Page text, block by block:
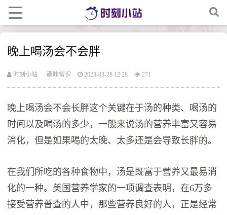
晚上喝汤会不会胖
时刻小站 趣味常识 2023-03-28 12:28 271
晚上喝汤会不会长胖这个关键在于汤的种类、喝汤的
时间以及喝汤的多少，一般来说汤的营养丰富又容易
消化，但是如果喝的太晚、太多还是会导致长胖的。
在我们所吃的各种食物中，汤是既富于营养又最易消
化的一种。美国营养学家的一项调查表明，在6万多
接受营养普查的人中，那些营养良好的人，正是经常